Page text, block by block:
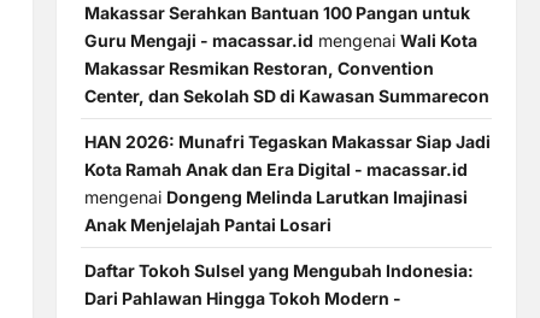
Makassar Serahkan Bantuan 100 Pangan untuk
Guru Mengaji - macassar.id mengenai Wali Kota
Makassar Resmikan Restoran, Convention
Center, dan Sekolah SD di Kawasan Summarecon
HAN 2026: Munafri Tegaskan Makassar Siap Jadi
Kota Ramah Anak dan Era Digital - macassar.id
mengenai Dongeng Melinda Larutkan Imajinasi
Anak Menjelajah Pantai Losari
Daftar Tokoh Sulsel yang Mengubah Indonesia:
Dari Pahlawan Hingga Tokoh Modern -